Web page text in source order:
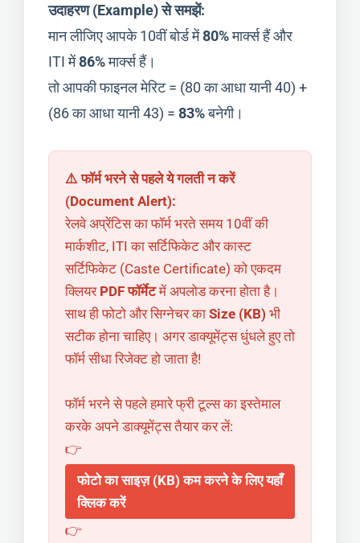
उदाहरण (Example) से समझें:
मान लीजिए आपके 10वीं बोर्ड में80%मार्क्स हैं और
ITI में86%मार्क्स हैं।
तो आपकी फाइनल मेरिट = (80 का आधा यानी 40) +
(86 का आधा यानी 43) = 83%बनेगी।
⚠️ फॉर्म भरने से पहले ये गलती न करें
(Document Alert):
रेलवे अप्रेंटिस का फॉर्म भरते समय 10वीं की
मार्कशीट, ITI का सर्टिफिकेट और कास्ट
सर्टिफिकेट (Caste Certificate) को एकदम
क्लियर PDF फॉर्मेटमें अपलोड करना होता है।
साथ ही फोटो और सिग्नेचर का Size (KB) भी
सटीक होना चाहिए। अगर डाक्यूमेंट्स धुंधले हुए तो
फॉर्म सीधा रिजेक्ट हो जाता है!
फॉर्म भरने से पहले हमारे फ्री टूल्स का इस्तेमाल
करके अपने डाक्यूमेंट्स तैयार कर लें:
👉
फोटो का साइज़ (KB) कम करने के लिए यहाँ
क्लिक करें
👉